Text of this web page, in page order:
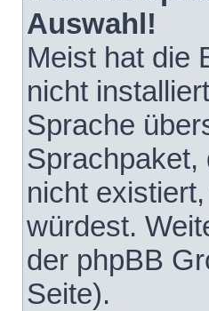
Auswahl!
Meist hat die
nicht
Sprache
Sprachpaket,
nicht
würdest.
der phpBB
Seite).